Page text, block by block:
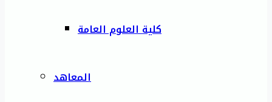
كلية العلوم العامة
المعاهد